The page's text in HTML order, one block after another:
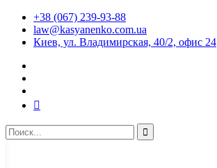
+38 (067) 239-93-88
law@kasyanenko.com.ua
Киев, ул. Владимирская, 40/2, офис 24